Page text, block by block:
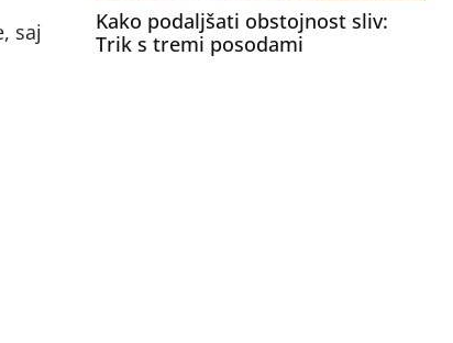
saj
Kako podaljšati obstojnost sliv:
Trik s tremi posodami